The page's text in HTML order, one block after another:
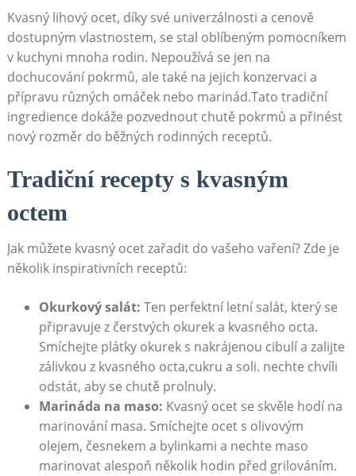
Kvasný lihový ocet, díky své univerzálnosti a ‍cenově
dostupným vlastnostem, se stal oblíbeným pomocníkem
v kuchyni mnoha rodin. Nepoužívá se ‌jen na
dochucování pokrmů, ale také na jejich konzervaci a
přípravu různých omáček nebo marinád.Tato⁢ tradiční
ingredience ‌dokáže pozvednout chutě pokrmů a přinést
nový rozměr do běžných ⁣rodinných receptů.
Tradiční recepty s kvasným
octem
Jak můžete kvasný ocet zařadit do ⁢vašeho vaření? Zde‌ je
několik inspirativních receptů:
Okurkový salát: ‌Ten⁤ perfektní letní salát, který ⁢se
připravuje z ⁤čerstvých okurek a kvasného ​octa.
Smíchejte plátky okurek s nakrájenou cibulí a zalijte⁢
zálivkou z kvasného ‍octa,cukru a soli. nechte chvíli
odstát, aby se chutě ​prolnuly.
Marináda na maso: ⁤Kvasný ocet se skvěle hodí na
marinování masa. Smíchejte ocet s olivovým
olejem, česnekem a bylinkami ⁤a nechte maso
marinovat alespoň několik hodin před grilováním.